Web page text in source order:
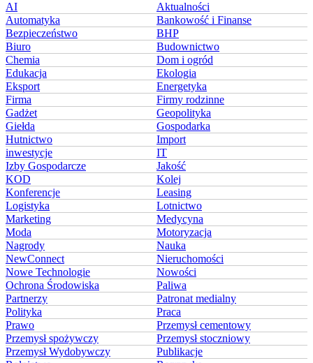
AI
Aktualności
Automatyka
Bankowość i Finanse
Bezpieczeństwo
BHP
Biuro
Budownictwo
Chemia
Dom i ogród
Edukacja
Ekologia
Eksport
Energetyka
Firma
Firmy rodzinne
Gadżet
Geopolityka
Giełda
Gospodarka
Hutnictwo
Import
inwestycje
IT
Izby Gospodarcze
Jakość
KOD
Kolej
Konferencje
Leasing
Logistyka
Lotnictwo
Marketing
Medycyna
Moda
Motoryzacja
Nagrody
Nauka
NewConnect
Nieruchomości
Nowe Technologie
Nowości
Ochrona Środowiska
Paliwa
Partnerzy
Patronat medialny
Polityka
Praca
Prawo
Przemysł cementowy
Przemysł spożywczy
Przemysł stoczniowy
Przemysł Wydobywczy
Publikacje